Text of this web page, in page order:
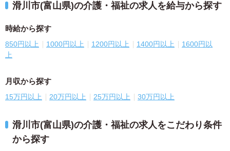
滑川市(富山県)の介護・福祉の求人を給与から探す
時給から探す
850円以上 1000円以上 1200円以上 1400円以上
1600円以
上
月収から探す
15万円以上 20万円以上 25万円以上 30万円以上
滑川市(富山県)の介護・福祉の求人をこだわり条件
から探す